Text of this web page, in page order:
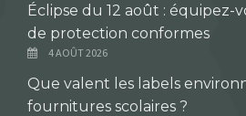
Éclipse du 12 août : équipez-
de protection conformes
4 AOÛT 2026
Que valent les labels
fournitures scolaires ?